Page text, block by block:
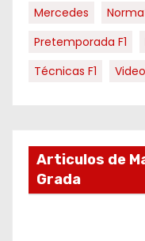
Mercedes
Pretemporada F1
Técnicas F1
Articulos de
Grada